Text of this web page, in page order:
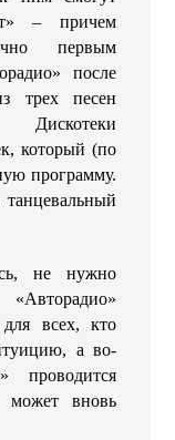
– причем
первым
после
трех песен
Дискотеки
который (по
программу.
не нужно
всех, кто
а во-
вновь